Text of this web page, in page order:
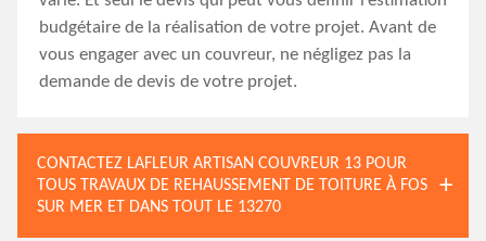
budgétaire de la réalisation de votre projet. Avant de
vous engager avec un couvreur, ne négligez pas la
demande de devis de votre projet.
CONTACTEZ LAFLEUR ARTISAN COUVREUR 13 POUR
TOUS TRAVAUX DE REHAUSSEMENT DE TOITURE À FOS
SUR MER ET DANS TOUT LE 13270